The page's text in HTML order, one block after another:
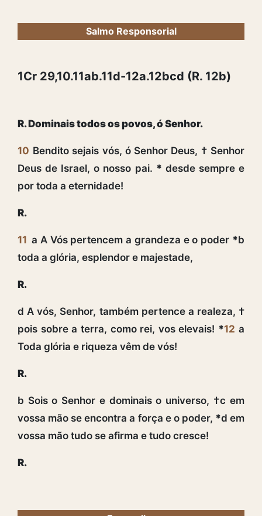
Salmo Responsorial
1Cr 29,10.11ab.11d-12a.12bcd (R. 12b)
R. Dominais todos os povos, ó Senhor.
10 Bendito sejais vós, ó Senhor Deus, † Senhor
Deus de Israel, o nosso pai. * desde sempre e
por toda a eternidade!
R.
11 a A Vós pertencem a grandeza e o poder *b
toda a glória, esplendor e majestade,
R.
d A vós, Senhor, também pertence a realeza, †
pois sobre a terra, como rei, vos elevais! *12 a
Toda glória e riqueza vêm de vós!
R.
b Sois o Senhor e dominais o universo, †c em
vossa mão se encontra a força e o poder, *d em
vossa mão tudo se afirma e tudo cresce!
R.